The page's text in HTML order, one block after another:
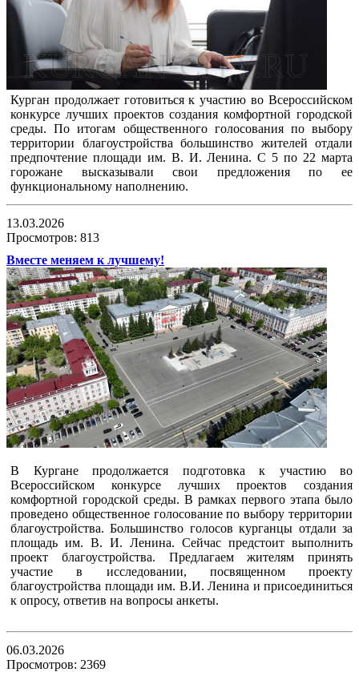
Курган продолжает готовиться к участию во Всероссийском
конкурсе лучших проектов создания комфортной городской
среды. По итогам общественного голосования по выбору
территории благоустройства большинство жителей отдали
предпочтение площади им. В. И. Ленина. С 5 по 22 марта
горожане высказывали свои предложения по ее
функциональному наполнению.
13.03.2026
Просмотров: 813
Вместе меняем к лучшему!
В Кургане продолжается подготовка к участию во
Всероссийском конкурсе лучших проектов создания
комфортной городской среды. В рамках первого этапа было
проведено общественное голосование по выбору территории
благоустройства. Большинство голосов курганцы отдали за
площадь им. В. И. Ленина. Сейчас предстоит выполнить
проект благоустройства. Предлагаем жителям принять
участие в исследовании, посвященном проекту
благоустройства площади им. В.И. Ленина и присоединиться
к опросу, ответив на вопросы анкеты.
06.03.2026
Просмотров: 2369